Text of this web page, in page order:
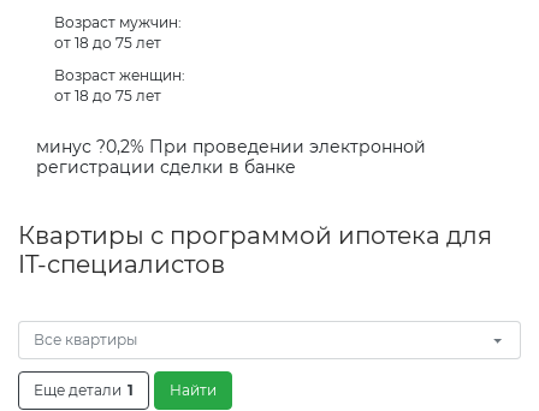
Возраст мужчин:
от 18 до 75 лет
Возраст женщин:
от 18 до 75 лет
минус ?0,2% При проведении электронной
регистрации сделки в банке
Квартиры с программой ипотека для
IT-специалистов
Все квартиры
Еще детали 1 Найти